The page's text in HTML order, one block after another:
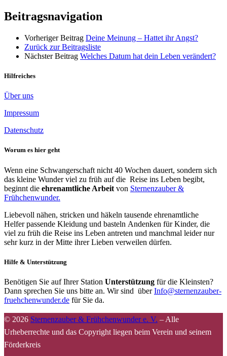
Beitragsnavigation
Vorheriger Beitrag Deine Meinung – Hattet ihr Angst?
Zurück zur Beitragsliste
Nächster Beitrag Welches Datum hat dein Leben verändert?
Hilfreiches
Über uns
Impressum
Datenschutz
Worum es hier geht
Wenn eine Schwangerschaft nicht 40 Wochen dauert, sondern sich
das kleine Wunder viel zu früh auf die Reise ins Leben begibt,
beginnt die ehrenamtliche Arbeit von Sternenzauber &
Frühchenwunder.
Liebevoll nähen, stricken und häkeln tausende ehrenamtliche
Helfer passende Kleidung und basteln Andenken für Kinder, die
viel zu früh die Reise ins Leben antreten und manchmal leider nur
sehr kurz in der Mitte ihrer Lieben verweilen dürfen.
Hilfe & Unterstützung
Benötigen Sie auf Ihrer Station Unterstützung für die Kleinsten?
Dann sprechen Sie uns bitte an. Wir sind überInfo@sternenzauber-
fruehchenwunder.de für Sie da.
© 2026 Sternenzauber & Frühchenwunder e. V. – Alle
Urheberrechte und das Copyright liegen beim Verein und seinem
Förderkreis